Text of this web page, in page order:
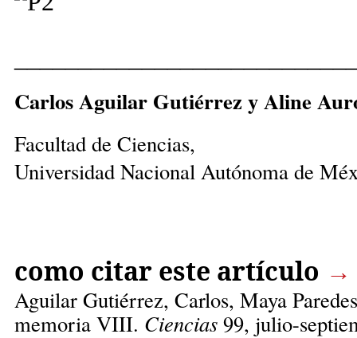
Carlos Aguilar Gutiérrez y Aline
Facultad de Ciencias,
Universidad Nacional Autónoma de
como citar este artículo →
Aguilar Gutiérrez, Carlos, Maya
memoria VIII. Ciencias 99, julio-